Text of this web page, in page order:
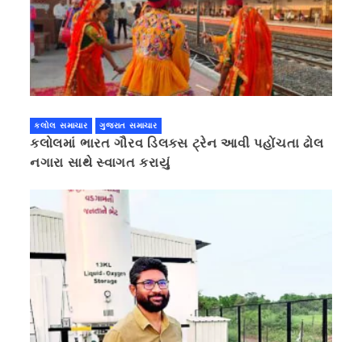
કલોલ સમાચાર ગુજરાત સમાચાર
કલોલમાં ભારત ગૌરવ ડિલક્સ ટ્રેન આવી પહોંચતા ઢોલ
નગારા સાથે સ્વાગત કરાયું